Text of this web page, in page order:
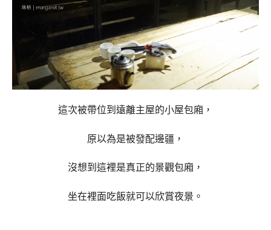
這次被帶位到遠離主屋的小屋包廂，
原以為是被發配邊疆，
沒想到這裡是真正的景觀包廂，
坐在裡面吃飯就可以欣賞夜景。